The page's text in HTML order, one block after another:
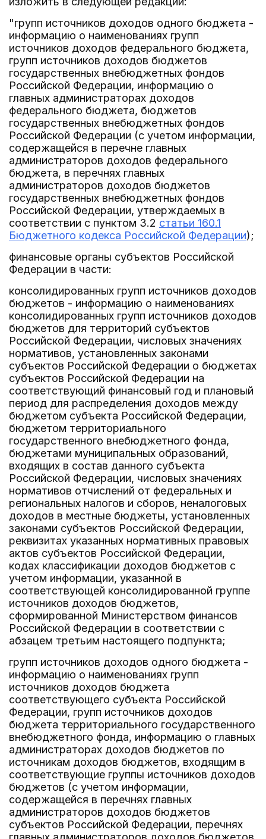
"групп источников доходов одного бюджета -
информацию о наименованиях групп
источников доходов федерального бюджета,
групп источников доходов бюджетов
государственных внебюджетных фондов
Российской Федерации, информацию о
главных администраторах доходов
федерального бюджета, бюджетов
государственных внебюджетных фондов
Российской Федерации (с учетом информации,
содержащейся в перечне главных
администраторов доходов федерального
бюджета, в перечнях главных
администраторов доходов бюджетов
государственных внебюджетных фондов
Российской Федерации, утверждаемых в
соответствии с пунктом 3.2 статьи 160.1
Бюджетного кодекса Российской Федерации);
финансовые органы субъектов Российской
Федерации в части:
консолидированных групп источников доходов
бюджетов - информацию о наименованиях
консолидированных групп источников доходов
бюджетов для территорий субъектов
Российской Федерации, числовых значениях
нормативов, установленных законами
субъектов Российской Федерации о бюджетах
субъектов Российской Федерации на
соответствующий финансовый год и плановый
период для распределения доходов между
бюджетом субъекта Российской Федерации,
бюджетом территориального
государственного внебюджетного фонда,
бюджетами муниципальных образований,
входящих в состав данного субъекта
Российской Федерации, числовых значениях
нормативов отчислений от федеральных и
региональных налогов и сборов, неналоговых
доходов в местные бюджеты, установленных
законами субъектов Российской Федерации,
реквизитах указанных нормативных правовых
актов субъектов Российской Федерации,
кодах классификации доходов бюджетов с
учетом информации, указанной в
соответствующей консолидированной группе
источников доходов бюджетов,
сформированной Министерством финансов
Российской Федерации в соответствии с
абзацем третьим настоящего подпункта;
групп источников доходов одного бюджета -
информацию о наименованиях групп
источников доходов бюджета
соответствующего субъекта Российской
Федерации, групп источников доходов
бюджета территориального государственного
внебюджетного фонда, информацию о главных
администраторах доходов бюджетов по
источникам доходов бюджетов, входящим в
соответствующие группы источников доходов
бюджетов (с учетом информации,
содержащейся в перечнях главных
администраторов доходов бюджетов
субъектов Российской Федерации, перечнях